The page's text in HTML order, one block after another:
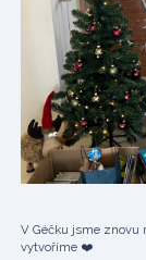
V Géčku jsme znovu
vytvoříme ❤️